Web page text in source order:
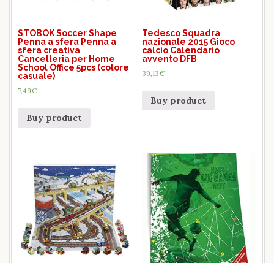
STOBOK Soccer Shape
Penna a sfera Penna a
sfera creativa
Cancelleria per Home
School Office 5pcs (colore
casuale)
7,49€
Buy product
Tedesco Squadra
nazionale 2015 Gioco
calcio Calendario
avvento DFB
39,13€
Buy product